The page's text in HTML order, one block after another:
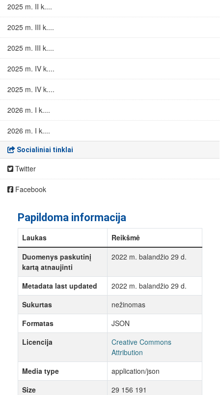
2025 m. II k....
2025 m. III k....
2025 m. III k....
2025 m. IV k....
2025 m. IV k....
2026 m. I k....
2026 m. I k....
Socialiniai tinklai
Twitter
Facebook
Papildoma informacija
Laukas
Reikšmė
Duomenys paskutinį
kartą atnaujinti
2022 m. balandžio 29 d.
Metadata last updated
2022 m. balandžio 29 d.
Sukurtas
nežinomas
Formatas
JSON
Licencija
Creative Commons
Attribution
Media type
application/json
Size
29 156 191